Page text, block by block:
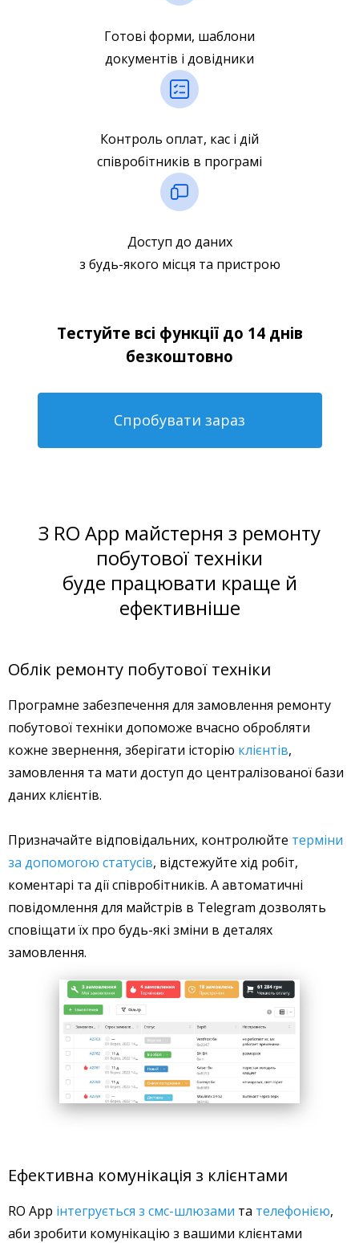
Готові форми, шаблони
документів і довідники
Контроль оплат, кас і дій
співробітників в програмі
Доступ до даних
з будь-якого місця та пристрою
Тестуйте всі функції до 14 днів
безкоштовно
Спробувати зараз
З RO App майстерня з ремонту
побутової техніки
буде працювати краще й
ефективніше
Облік ремонту побутової техніки
Програмне забезпечення для замовлення ремонту
побутової техніки допоможе вчасно обробляти
кожне звернення, зберігати історію клієнтів,
замовлення та мати доступ до централізованої бази
даних клієнтів.
Призначайте відповідальних, контролюйте терміни
за допомогою статусів, відстежуйте хід робіт,
коментарі та дії співробітників. А автоматичні
повідомлення для майстрів в Telegram дозволять
сповіщати їх про будь-які зміни в деталях
замовлення.
Ефективна комунікація з клієнтами
RO App інтегрується з смс-шлюзами та телефонією,
аби зробити комунікацію з вашими клієнтами